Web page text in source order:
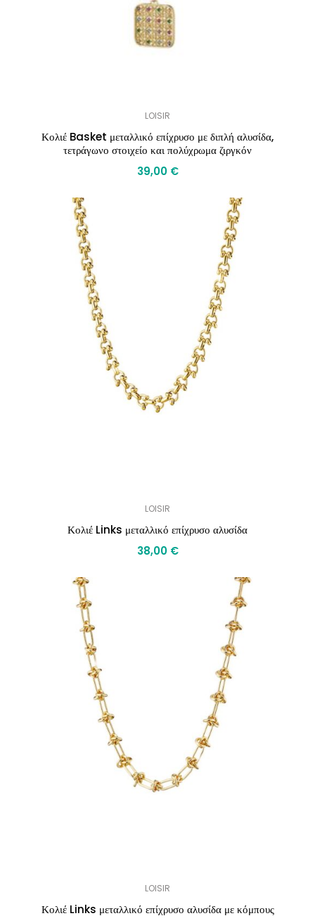
LOISIR
Κολιέ Basket μεταλλικό επίχρυσο με διπλή αλυσίδα,
τετράγωνο στοιχείο και πολύχρωμα ζιργκόν
39,00 €
LOISIR
Κολιέ Links μεταλλικό επίχρυσο αλυσίδα
38,00 €
LOISIR
Κολιέ Links μεταλλικό επίχρυσο αλυσίδα με κόμπους